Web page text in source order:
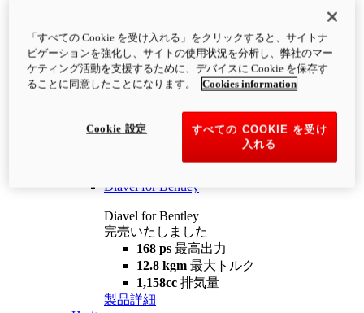
¥4,400,000 i
コンフィギュレーター 製品詳細
newV4 RS 100
12.2 kgm
最大トルク
装備重量（燃料を除く）
Diavel for Bentley
Diavel for Bentley
完売いたしました
168 ps 最高出力
12.8 kgm 最大トルク
1,158cc 排気量
製品詳細
「すべての Cookie を受け入れる」をクリックすると、サイトナ
ビゲーションを強化し、サイトの使用状況を分析し、弊社のマー
ケティング活動を支援するために、デバイスに Cookie を保存す
ることに同意したことになります。
Cookies information
すべての COOKIE を受け
入れる
Cookie 設定